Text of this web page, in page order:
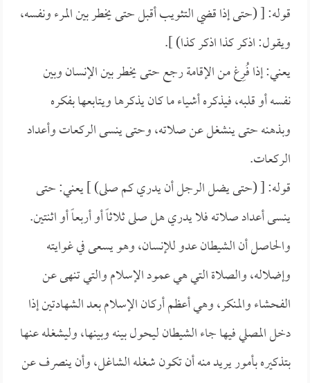
قوله: [ (حتى إذا قضي التثويب أقبل حتى يخطر بين المرء ونفسه،
ويقول: اذكر كذا اذكر كذا) ].
يعني: إذا فُرِغ من الإقامة رجع حتى يخطر بين الإنسان وبين
نفسه أو قلبه، فيذكره أشياء ما كان يذكرها ويتابعها بفكره
وبذهنه حتى ينشغل عن صلاته، وحتى ينسى الركعات وأعداد
الركعات.
قوله: [ (حتى يضل الرجل أن يدري كم صلى) ] يعني: حتى
ينسى أعداد صلاته فلا يدري هل صلى ثلاثاً أو أربعاً أو اثنتين.
والحاصل أن الشيطان عدو للإنسان، وهو يسعى في غوايته
وإضلاله، والصلاة التي هي عمود الإسلام والتي تنهى عن
الفحشاء والمنكر، وهي أعظم أركان الإسلام بعد الشهادتين إذا
دخل المصلي فيها جاء الشيطان ليحول بينه وبينها، وليشغله عنها
بتذكيره بأمور يريد منه أن تكون شغله الشاغل، وأن ينصرف عن